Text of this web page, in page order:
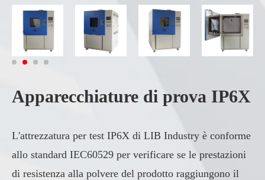
Apparecchiature di prova IP6X
L'attrezzatura per test IP6X di LIB Industry è conforme
allo standard IEC60529 per verificare se le prestazioni
di resistenza alla polvere del prodotto raggiungono il